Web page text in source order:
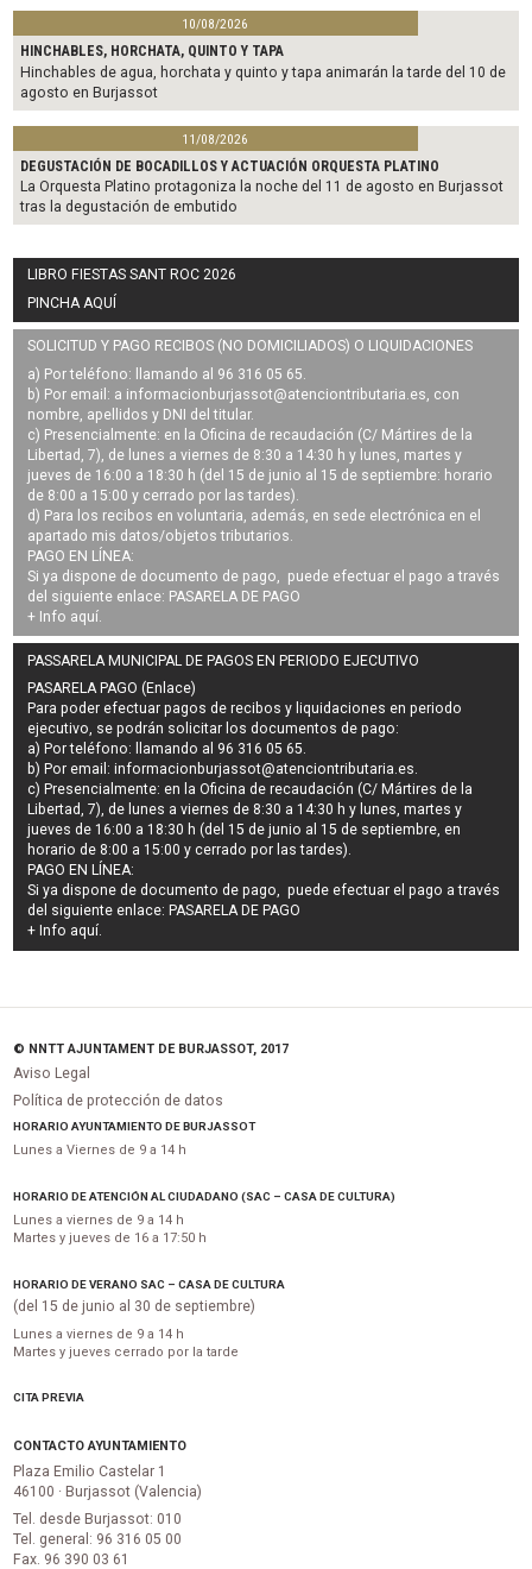
10/08/2026
HINCHABLES, HORCHATA, QUINTO Y TAPA
Hinchables de agua, horchata y quinto y tapa animarán la tarde del 10 de
agosto en Burjassot
11/08/2026
DEGUSTACIÓN DE BOCADILLOS Y ACTUACIÓN ORQUESTA PLATINO
La Orquesta Platino protagoniza la noche del 11 de agosto en Burjassot
tras la degustación de embutido
LIBRO FIESTAS SANT ROC 2026
PINCHA AQUÍ
SOLICITUD Y PAGO RECIBOS (NO DOMICILIADOS) O LIQUIDACIONES
a) Por teléfono: llamando al 96 316 05 65.
b) Por email: a informacionburjassot@atenciontributaria.es, con
nombre, apellidos y DNI del titular.
c) Presencialmente: en la Oficina de recaudación (C/ Mártires de la
Libertad, 7), de lunes a viernes de 8:30 a 14:30 h y lunes, martes y
jueves de 16:00 a 18:30 h (del 15 de junio al 15 de septiembre: horario
de 8:00 a 15:00 y cerrado por las tardes).
d) Para los recibos en voluntaria, además, en sede electrónica en el
apartado mis datos/objetos tributarios.
PAGO EN LÍNEA:
Si ya dispone de documento de pago, puede efectuar el pago a través
del siguiente enlace: PASARELA DE PAGO
+ Info aquí.
PASSARELA MUNICIPAL DE PAGOS EN PERIODO EJECUTIVO
PASARELA PAGO (Enlace)
Para poder efectuar pagos derecibos y liquidaciones en periodo
ejecutivo, se podrán solicitar los documentos de pago:
a) Por teléfono: llamando al 96 316 05 65.
b) Por email:informacionburjassot@atenciontributaria.es.
c) Presencialmente: en la Oficina de recaudación (C/ Mártires de la
Libertad, 7), de lunes a viernes de 8:30 a 14:30 h y lunes, martes y
jueves de 16:00 a 18:30 h (del 15 de junio al 15 de septiembre, en
horario de 8:00 a 15:00 y cerrado por las tardes).
PAGO EN LÍNEA:
Si ya dispone de documento de pago, puede efectuar el pago a través
del siguiente enlace: PASARELA DE PAGO
+ Info aquí.
© NNTT AJUNTAMENT DE BURJASSOT, 2017
Aviso Legal
Política de protección de datos
HORARIO AYUNTAMIENTO DE BURJASSOT
Lunes a Viernes de 9 a 14 h
HORARIO DE ATENCIÓN AL CIUDADANO (SAC – CASA DE CULTURA)
Lunes a viernes de 9 a 14 h
Martes y jueves de 16 a 17:50 h
HORARIO DE VERANO SAC – CASA DE CULTURA
(del 15 de junio al 30 de septiembre)
Lunes a viernes de 9 a 14 h
Martes y jueves cerrado por la tarde
CITA PREVIA
CONTACTO AYUNTAMIENTO
Plaza Emilio Castelar 1
46100 · Burjassot (Valencia)
Tel. desde Burjassot: 010
Tel. general: 96 316 05 00
Fax. 96 390 03 61